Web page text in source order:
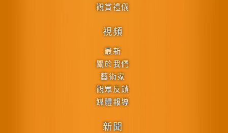
觀賞禮儀
視頻
最新
關於我們
藝術家
觀眾反饋
媒體報導
新聞